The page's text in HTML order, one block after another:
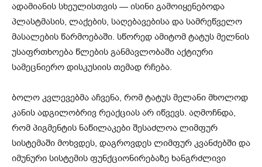
ადამიანის სხეულისთვის — ისინი გამოიყენებოდა
პლასტმასის, ლაქების, საღებავებისა და სამრეწველო
მასალების წარმოებაში. სწორედ ამიტომ ტატუს მელნის
უსაფრთხოება წლების განმავლობაში აქტიური
სამეცნიერო დისკუსიის თემად რჩება.
ბოლო კვლევებმა აჩვენა, რომ ტატუს მელანი მხოლოდ
კანის ადგილობრივ რეაქციას არ იწვევს. აღმოჩნდა,
რომ პიგმენტის ნაწილაკები შესაძლოა ლიმფურ
სისტემაში მოხვდეს, დაგროვდეს ლიმფურ კვანძებში და
იმუნური სისტემის ფუნქციონირებაზე ხანგრძლივი